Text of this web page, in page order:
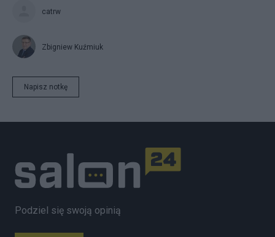
catrw
Zbigniew Kuźmiuk
Napisz notkę
Podziel się swoją opinią